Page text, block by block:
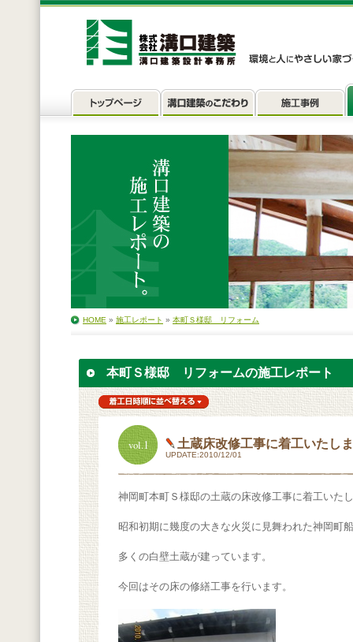
HOME » 施工レポート » 本町Ｓ様邸 リフォーム
本町Ｓ様邸 リフォームの施工レポート
vol.1 土蔵床改修工事に着工いたし
UPDATE:2010/12/01
神岡町本町Ｓ様邸の土蔵の床改修工事に着工いた
昭和初期に幾度の大きな火災に見舞われた神岡町
多くの白壁土蔵が建っています。
今回はその床の修繕工事を行います。